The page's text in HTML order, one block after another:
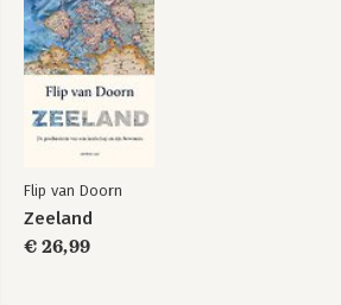
Flip van Doorn
Zeeland
€ 26,99